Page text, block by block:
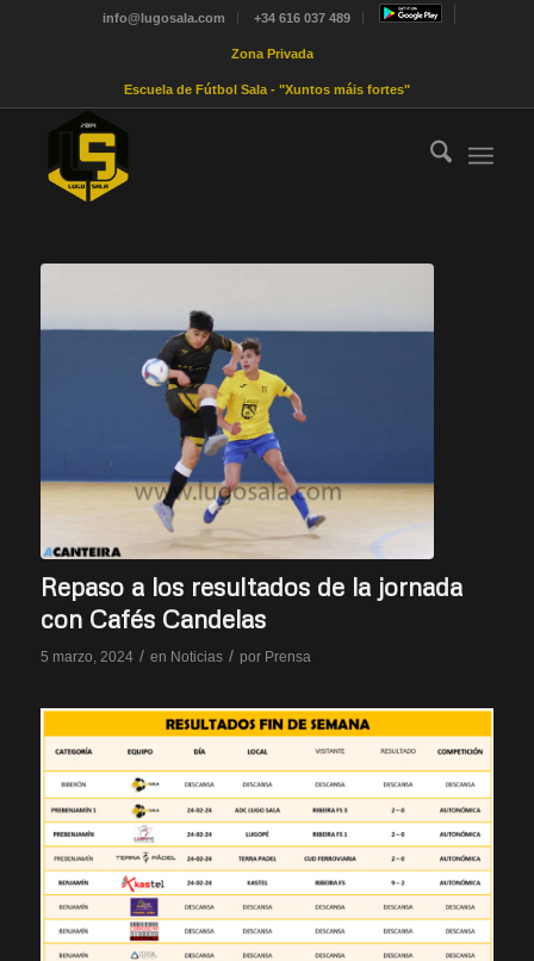
info@lugosala.com +34 616 037 489
Zona Privada
Escuela de Fútbol Sala - "Xuntos máis fortes"
Repaso a los resultados de la jornada
con Cafés Candelas
5 marzo, 2024 / en Noticias / por Prensa